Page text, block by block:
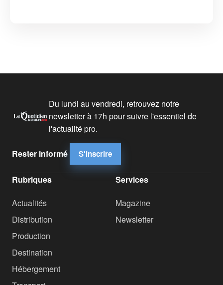
Du lundi au vendredi, retrouvez notre
newsletter à 17h pour suivre l'essentiel de
l'actualité pro.
Rester informé S'inscrire
Rubriques
Actualités
Distribution
Production
Destination
Hébergement
Services
Magazine
Newsletter